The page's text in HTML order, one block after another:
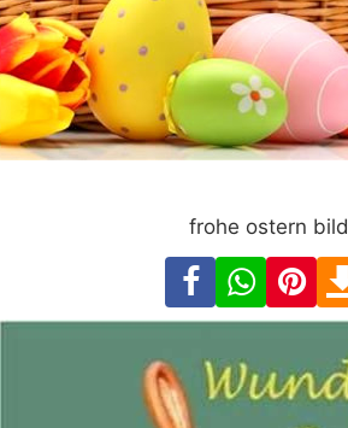
frohe ostern
Facebook